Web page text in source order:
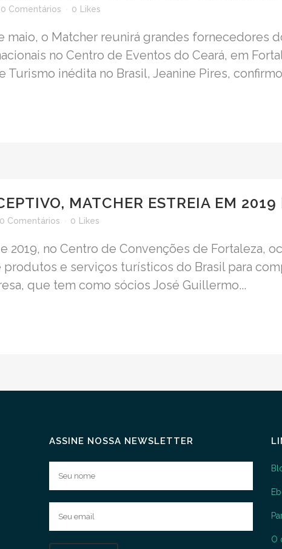
0 Comentários 0 Likes
maio, o Matcher reunirá grandes fornecedores
no Centro de Eventos do Ceará, em
Turismo inédita no Brasil, Jeanine Pires,
MATCHER ESTREIA EM
0 Comentários 0 Likes
2019, no Centro de Convenções de Fortaleza,
e serviços turísticos do Brasil para
que tem como sócios José Guillermo...
ASSINE NOSSA NEWSLETTER
O